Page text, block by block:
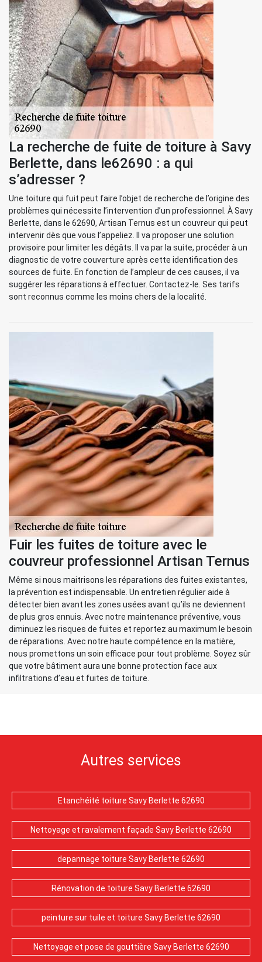
La recherche de fuite de toiture à Savy
Berlette, dans le62690 : a qui
s’adresser ?
Une toiture qui fuit peut faire l’objet de recherche de l’origine des
problèmes qui nécessite l’intervention d’un professionnel. À Savy
Berlette, dans le 62690, Artisan Ternus est un couvreur qui peut
intervenir dès que vous l’appeliez. Il va proposer une solution
provisoire pour limiter les dégâts. Il va par la suite, procéder à un
diagnostic de votre couverture après cette identification des
sources de fuite. En fonction de l’ampleur de ces causes, il va
suggérer les réparations à effectuer. Contactez-le. Ses tarifs
sont reconnus comme les moins chers de la localité.
Fuir les fuites de toiture avec le
couvreur professionnel Artisan Ternus
Même si nous maitrisons les réparations des fuites existantes,
la prévention est indispensable. Un entretien régulier aide à
détecter bien avant les zones usées avant qu’ils ne deviennent
de plus gros ennuis. Avec notre maintenance préventive, vous
diminuez les risques de fuites et reportez au maximum le besoin
de réparations. Avec notre haute compétence en la matière,
nous promettons un soin efficace pour tout problème. Soyez sûr
que votre bâtiment aura une bonne protection face aux
infiltrations d’eau et fuites de toiture.
Autres services
Etanchéité toiture Savy Berlette 62690
Nettoyage et ravalement façade Savy Berlette 62690
depannage toiture Savy Berlette 62690
Rénovation de toiture Savy Berlette 62690
peinture sur tuile et toiture Savy Berlette 62690
Nettoyage et pose de gouttière Savy Berlette 62690